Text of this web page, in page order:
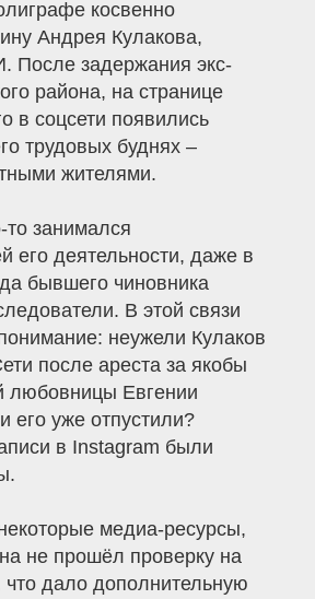
косвенно
Андрея Кулакова,
задержания экс-
района, на странице
в соцсети появились
трудовых буднях –
жителями.
то занимался
его деятельности, даже в
бывшего чиновника
В этой связи
неужели Кулаков
после ареста за якобы
любовницы Евгении
его уже отпустили?
в Instagram были
медиа-ресурсы,
не прошёл проверку на
что дало дополнительную